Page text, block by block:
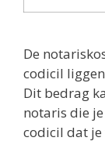
De
codicil
Dit bedrag
notaris die
codicil dat